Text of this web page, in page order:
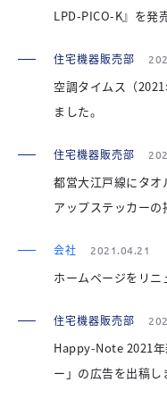
LPD-PICO-K』を発
住宅機器販売部
空調タイムス（
ました。
住宅機器販売部
都営大江戸線にタオ
アップステッカーの
会社 2021.04.21
ホームページをリニ
住宅機器販売部
Happy-Note 2021
ー」の広告を出稿し